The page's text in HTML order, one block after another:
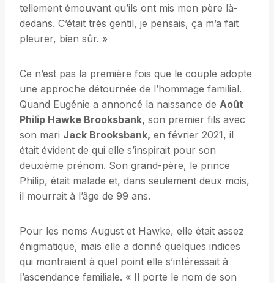
tellement émouvant qu’ils ont mis mon père là-
dedans. C’était très gentil, je pensais, ça m’a fait
pleurer, bien sûr. »
Ce n’est pas la première fois que le couple adopte
une approche détournée de l’hommage familial.
Quand Eugénie a annoncé la naissance de Août
Philip Hawke Brooksbank, son premier fils avec
son mari Jack Brooksbank, en février 2021, il
était évident de qui elle s’inspirait pour son
deuxième prénom. Son grand-père, le prince
Philip, était malade et, dans seulement deux mois,
il mourrait à l’âge de 99 ans.
Pour les noms August et Hawke, elle était assez
énigmatique, mais elle a donné quelques indices
qui montraient à quel point elle s’intéressait à
l’ascendance familiale. « Il porte le nom de son